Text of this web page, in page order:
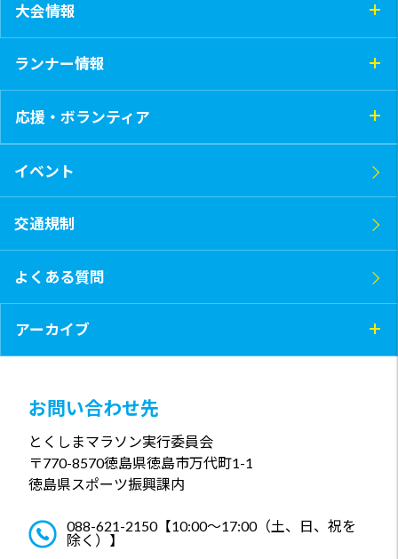
大会情報
ランナー情報
応援・ボランティア
イベント
交通規制
よくある質問
アーカイブ
お問い合わせ先
とくしまマラソン実行委員会
〒770-8570徳島県徳島市万代町1-1
徳島県スポーツ振興課内
088-621-2150【10:00～17:00（土、日、祝を
除く）】